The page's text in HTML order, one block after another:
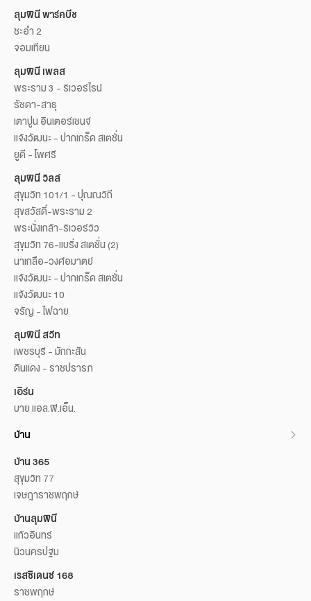
ลุมพินี พาร์คบีช
ชะอำ 2
จอมเทียน
ลุมพินี เพลส
พระราม 3 - ริเวอร์ไรน์
รัชดา-สาธุ
เตาปูน อินเตอร์เชนจ์
แจ้งวัฒนะ - ปากเกร็ด สเตชั่น
ยูดี - โพศรี
ลุมพินี วิลล์
สุขุมวิท 101/1 - ปุณณวิถี
สุขสวัสดิ์-พระราม 2
พระนั่งเกล้า-ริเวอร์วิว
สุขุมวิท 76-แบริ่ง สเตชั่น (2)
นาเกลือ-วงศ์อมาตย์
แจ้งวัฒนะ - ปากเกร็ด สเตชั่น
แจ้งวัฒนะ 10
จรัญ - ไฟฉาย
ลุมพินี สวีท
เพชรบุรี - มักกะสัน
ดินแดง - ราชปรารภ
เอิร์น
บาย แอล.พี.เอ็น.
บ้าน
บ้าน 365
สุขุมวิท 77
เจษฎาราชพฤกษ์
บ้านลุมพินี
แก้วอินทร์
นิวนครปฐม
เรสซิเดนซ์ 168
ราชพฤกษ์